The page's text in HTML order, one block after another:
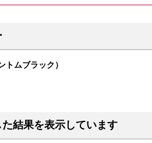
ムブラック）
結果を表示しています